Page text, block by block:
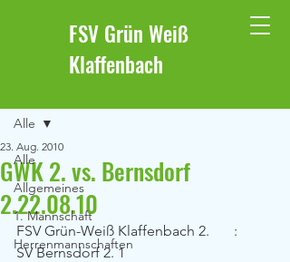
FSV Grün Weiß
Klaffenbach
Alle
Allgemeines
1. Mannschaft
Herrenmannschaften
Alle
GWK 2. vs. Bernsdorf
2.22.08.10
23. Aug. 2010
FSV Grün-Weiß Klaffenbach 2.	:
SV Bernsdorf 2. 1